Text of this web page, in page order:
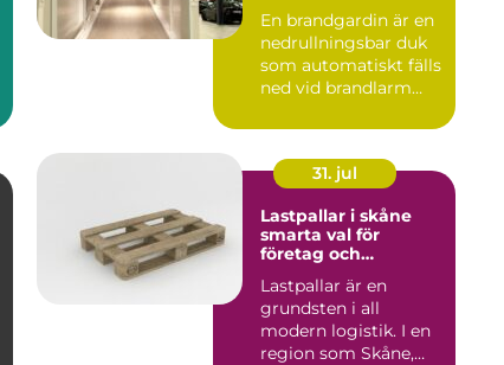
En brandgardin är en
nedrullningsbar duk
som automatiskt fälls
ned vid brandlarm
31. jul
Lastpallar i skåne
smarta val för
företag och
Lastpallar är en
grundsten i all
modern logistik. I en
region som Skåne,